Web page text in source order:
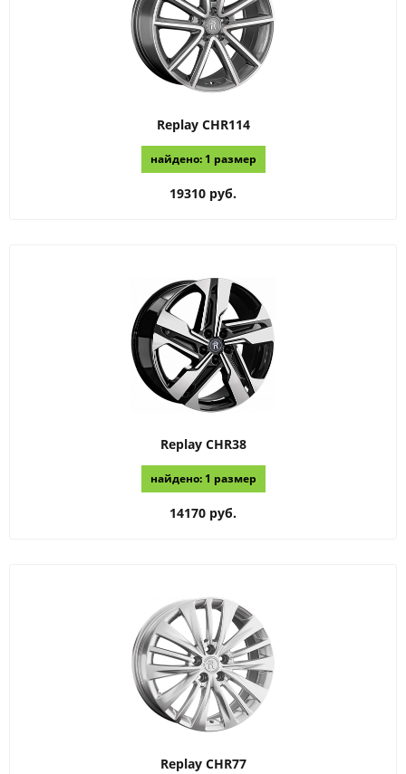
Replay CHR114
найдено: 1 размер
19310 руб.
Replay CHR38
найдено: 1 размер
14170 руб.
Replay CHR77